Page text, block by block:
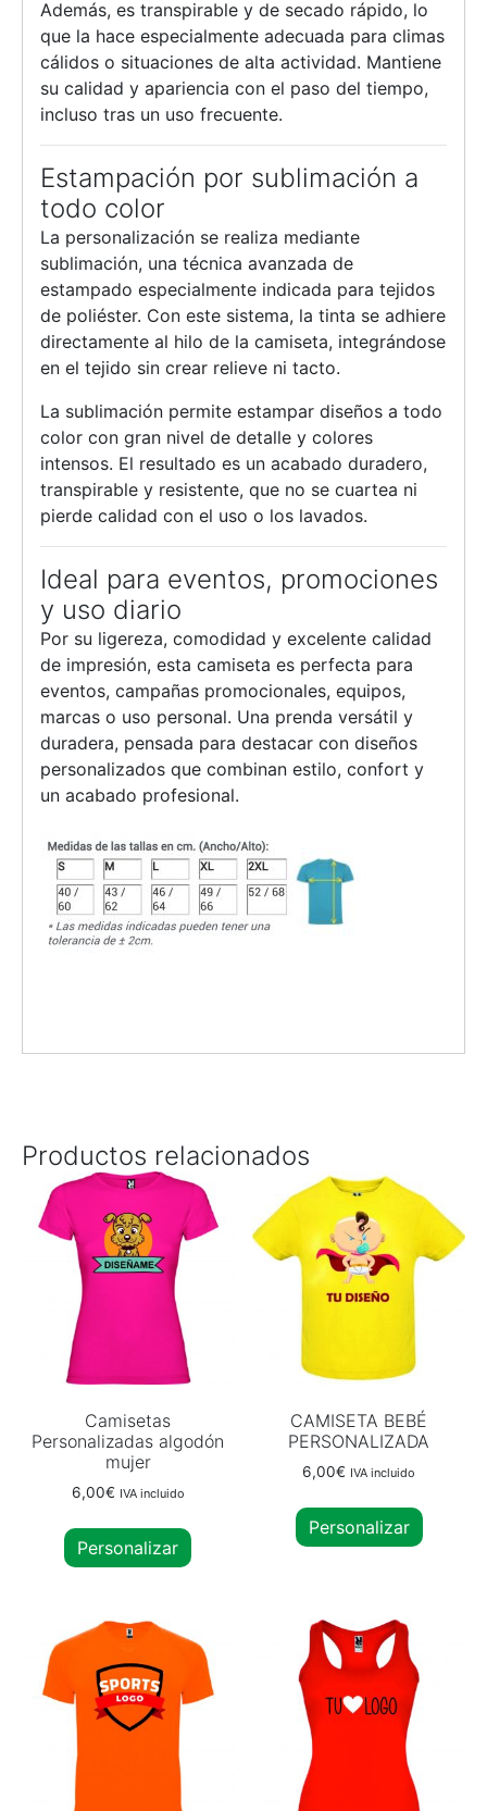
Además, es transpirable y de secado rápido, lo
que la hace especialmente adecuada para climas
cálidos o situaciones de alta actividad. Mantiene
su calidad y apariencia con el paso del tiempo,
incluso tras un uso frecuente.
Estampación por sublimación a
todo color
La personalización se realiza mediante
sublimación, una técnica avanzada de
estampado especialmente indicada para tejidos
de poliéster. Con este sistema, la tinta se adhiere
directamente al hilo de la camiseta, integrándose
en el tejido sin crear relieve ni tacto.
La sublimación permite estampar diseños a todo
color con gran nivel de detalle y colores
intensos. El resultado es un acabado duradero,
transpirable y resistente, que no se cuartea ni
pierde calidad con el uso o los lavados.
Ideal para eventos, promociones
y uso diario
Por su ligereza, comodidad y excelente calidad
de impresión, esta camiseta es perfecta para
eventos, campañas promocionales, equipos,
marcas o uso personal. Una prenda versátil y
duradera, pensada para destacar con diseños
personalizados que combinan estilo, confort y
un acabado profesional.
Productos relacionados
Camisetas
Personalizadas algodón
mujer
6,00€ IVA incluido
Personalizar
CAMISETA BEBÉ
PERSONALIZADA
6,00€ IVA incluido
Personalizar